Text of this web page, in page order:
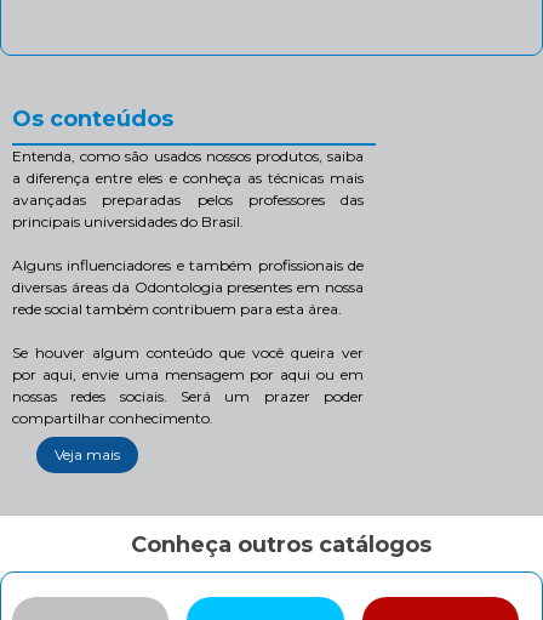
Os conteúdos
Entenda, como são usados nossos produtos, saiba
a diferença entre eles e conheça as técnicas mais
avançadas preparadas pelos professores das
principais universidades do Brasil.
Alguns influenciadores e também profissionais de
diversas áreas da Odontologia presentes em nossa
rede social também contribuem para esta área.
Se houver algum conteúdo que você queira ver
por aqui, envie uma mensagem por aqui ou em
nossas redes sociais. Será um prazer poder
compartilhar conhecimento.
Veja mais
Conheça outros catálogos